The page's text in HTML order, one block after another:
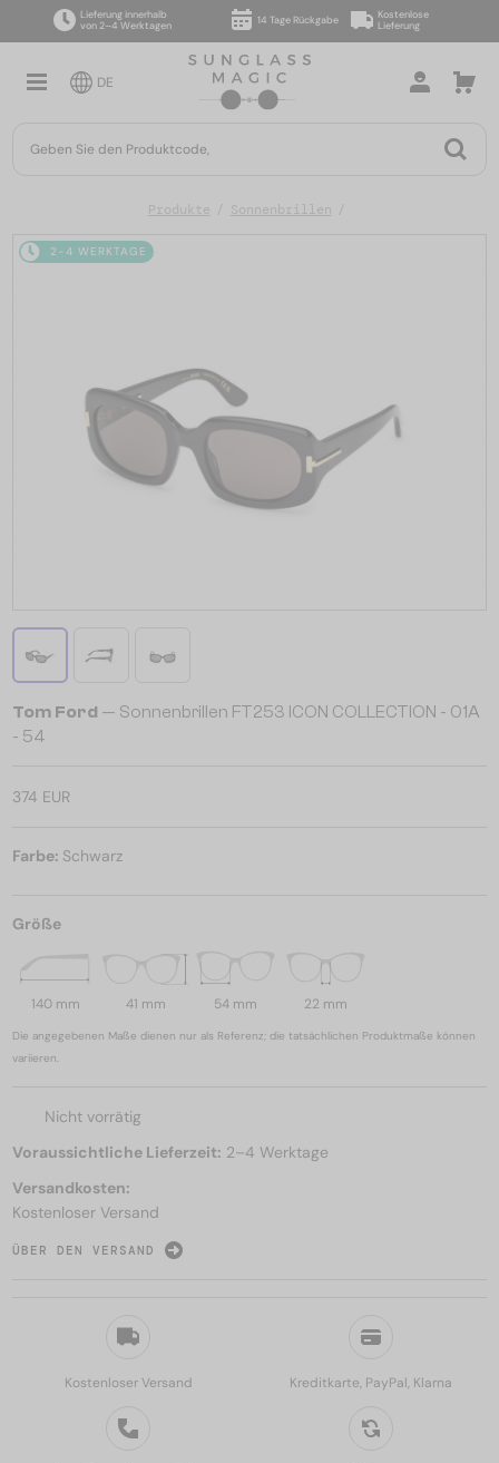
Lieferung innerhalb
von 2–4 Werktagen
14 Tage Rückgabe
Kostenlose
Lieferung
DE
Produkte Sonnenbrillen
Kostenloser Versand Kreditkarte, PayPal, Klarna
2-4 WERKTAGE
Tom Ford — Sonnenbrillen FT253 ICON COLLECTION - 01A
- 54
374 EUR
Farbe: Schwarz
Größe
140 mm 41 mm 54 mm 22 mm
Die angegebenen Maße dienen nur als Referenz; die tatsächlichen Produktmaße können
variieren.
Nicht vorrätig
Voraussichtliche Lieferzeit: 2–4 Werktage
Versandkosten:
Kostenloser Versand
ÜBER DEN VERSAND